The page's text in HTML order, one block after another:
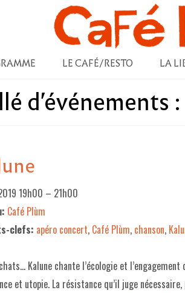
LE CAFÉ/RESTO LA
d'événements :
19h00 – 21h00
Café Plùm
clefs: apéro concert, Café Plùm, chanson,
Kalune chante l’écologie et
et utopie. La résistance qu’il juge